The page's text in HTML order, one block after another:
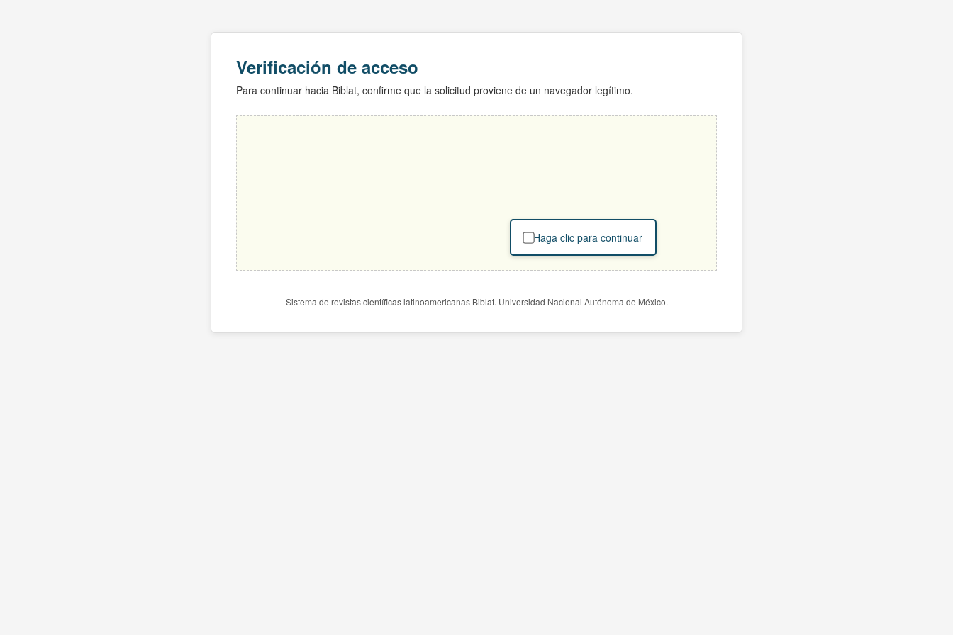
Verificación de acceso
Para continuar hacia Biblat, confirme que la solicitud proviene de un navegador legítimo.
Haga clic para continuar
Sistema de revistas científicas latinoamericanas Biblat. Universidad Nacional Autónoma de México.